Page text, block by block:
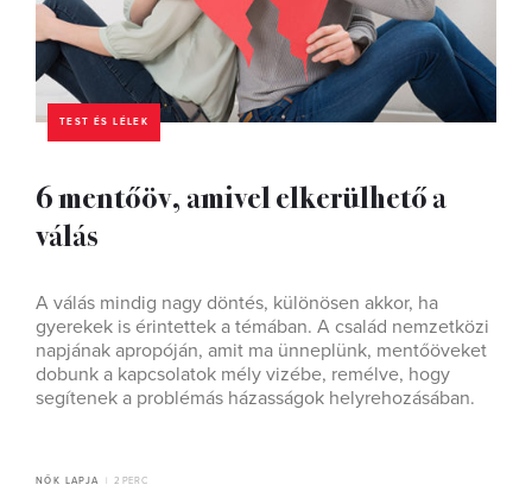
TEST ÉS LÉLEK
6 mentőöv, amivel elkerülhető a
válás
A válás mindig nagy döntés, különösen akkor, ha
gyerekek is érintettek a témában. A család nemzetközi
napjának apropóján, amit ma ünneplünk, mentőöveket
dobunk a kapcsolatok mély vizébe, remélve, hogy
segítenek a problémás házasságok helyrehozásában.
NŐK LAPJA 2 PERC